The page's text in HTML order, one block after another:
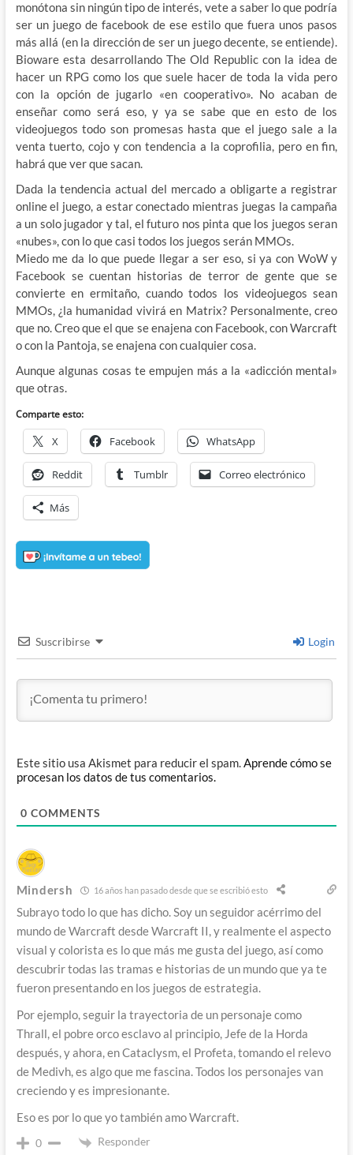
monótona sin ningún tipo de interés, vete a saber lo que podría
ser un juego de facebook de ese estilo que fuera unos pasos
más allá (en la dirección de ser un juego decente, se entiende).
Bioware esta desarrollando The Old Republic con la idea de
hacer un RPG como los que suele hacer de toda la vida pero
con la opción de jugarlo «en cooperativo». No acaban de
enseñar como será eso, y ya se sabe que en esto de los
videojuegos todo son promesas hasta que el juego sale a la
venta tuerto, cojo y con tendencia a la coprofilia, pero en fin,
habrá que ver que sacan.
Dada la tendencia actual del mercado a obligarte a registrar
online el juego, a estar conectado mientras juegas la campaña
a un solo jugador y tal, el futuro nos pinta que los juegos seran
«nubes», con lo que casi todos los juegos serán MMOs.
Miedo me da lo que puede llegar a ser eso, si ya con WoW y
Facebook se cuentan historias de terror de gente que se
convierte en ermitaño, cuando todos los videojuegos sean
MMOs, ¿la humanidad vivirá en Matrix? Personalmente, creo
que no. Creo que el que se enajena con Facebook, con Warcraft
o con la Pantoja, se enajena con cualquier cosa.
Aunque algunas cosas te empujen más a la «adicción mental»
que otras.
Comparte esto:
X Facebook WhatsApp
Reddit Tumblr Correo electrónico
Más
Suscribirse Login
Este sitio usa Akismet para reducir el spam.Aprende cómo se
procesan los datos de tus comentarios.
0 COMMENTS
Mindersh 16 años han pasado desde que se escribió esto
Subrayo todo lo que has dicho. Soy un seguidor acérrimo del
mundo de Warcraft desde Warcraft II, y realmente el aspecto
visual y colorista es lo que más me gusta del juego, así como
descubrir todas las tramas e historias de un mundo que ya te
fueron presentando en los juegos de estrategia.
Por ejemplo, seguir la trayectoria de un personaje como
Thrall, el pobre orco esclavo al principio, Jefe de la Horda
después, y ahora, en Cataclysm, el Profeta, tomando el relevo
de Medivh, es algo que me fascina. Todos los personajes van
creciendo y es impresionante.
Eso es por lo que yo también amo Warcraft.
0 Responder